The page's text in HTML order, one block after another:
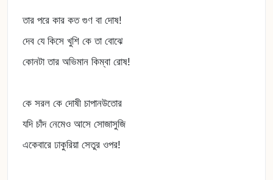
তার পরে কার কত গুণ বা দোষ!
দেব যে কিসে খুশি কে তা বোঝে
কোনটা তার অভিমান কিম্বা রোষ!
কে সরল কে দোষী চাপানউতোর
যদি চাঁদ নেমেও আসে সোজাসুজি
একেবারে ঢাকুরিয়া সেতুর ওপর!